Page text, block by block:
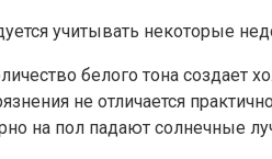
учитывать некоторые
белого тона создает
не отличается
на пол падают солнечные